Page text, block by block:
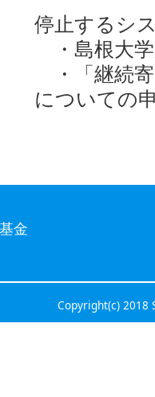
停止するシ
・ 島根大
・
「継続
についての
金
Copyright(c)